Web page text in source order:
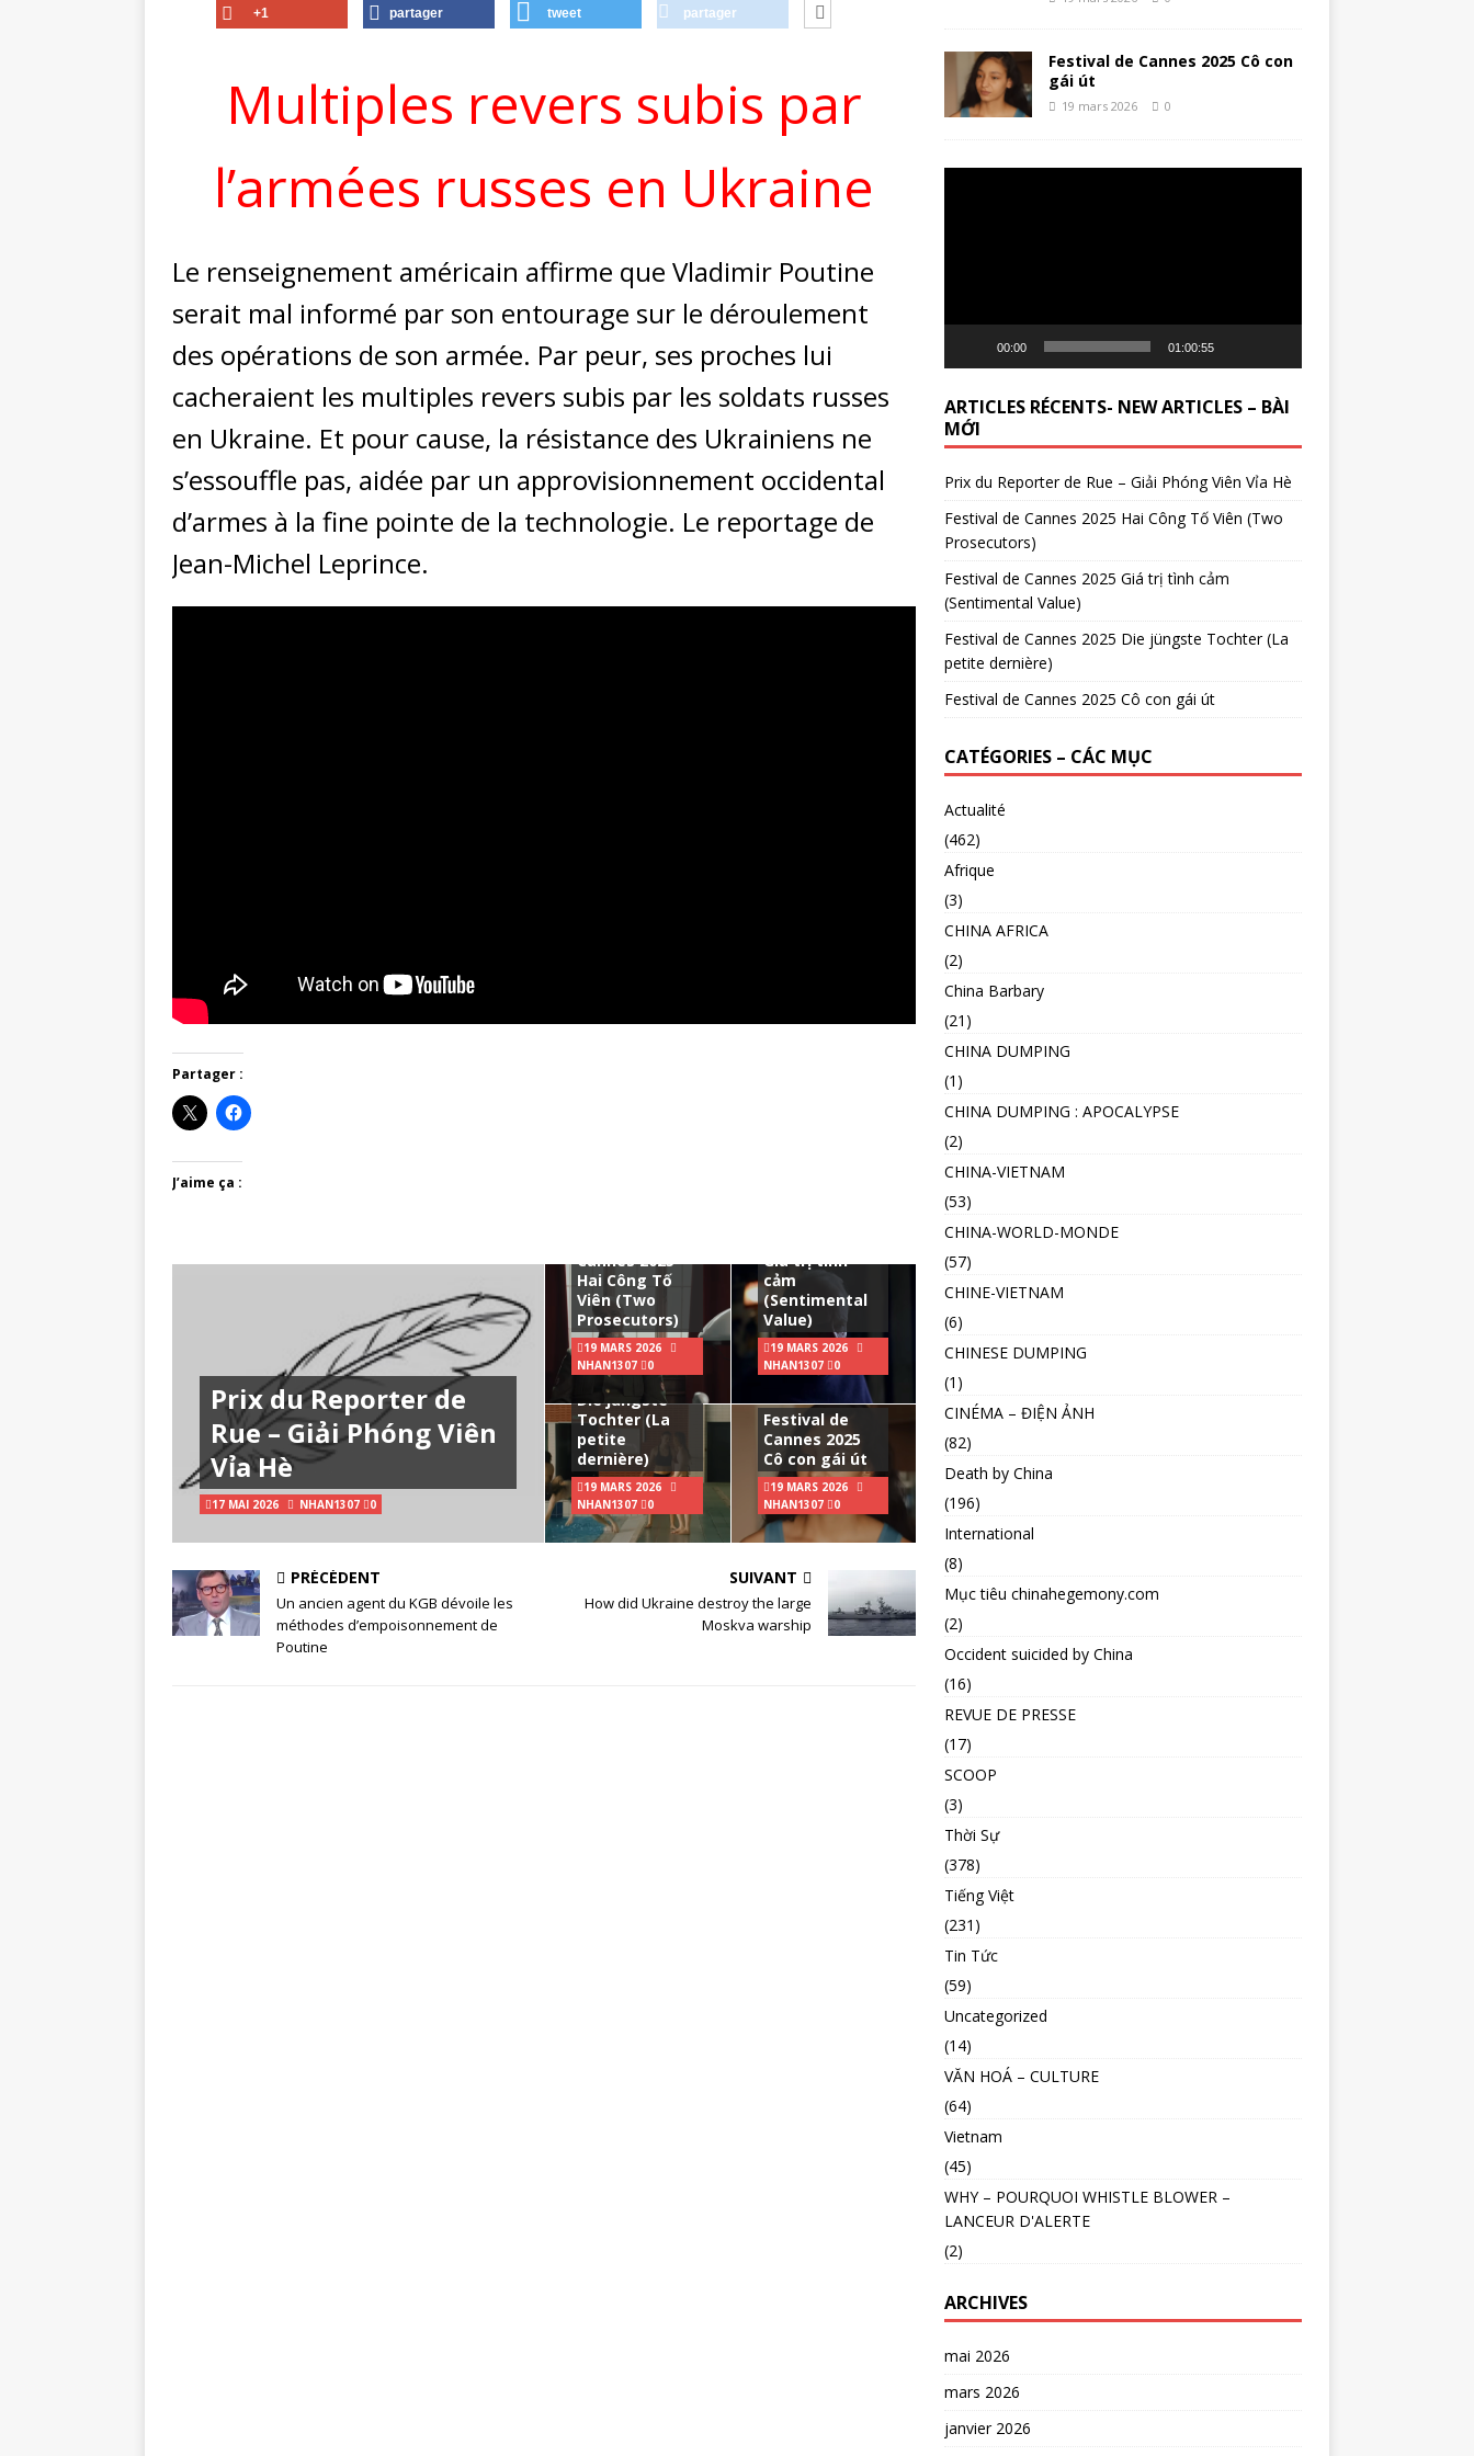
+1 partager tweet partager
Multiples revers subis par
l’armées russes en Ukraine
Le renseignement américain affirme que Vladimir Poutine
serait mal informé par son entourage sur le déroulement
des opérations de son armée. Par peur, ses proches lui
cacheraient les multiples revers subis par les soldats russes
en Ukraine. Et pour cause, la résistance des Ukrainiens ne
s’essouffle pas, aidée par un approvisionnement occidental
d’armes à la fine pointe de la technologie. Le reportage de
Jean-Michel Leprince.
Partager :
J’aime ça :
Prix du Reporter de
Rue – Giải Phóng Viên
Vỉa Hè
17 MAI 2026 NHAN1307 0
Cannes 2025
Hai Công Tố
Viên (Two
Prosecutors)
19 MARS 2026
NHAN1307
0
Giá trị tình
cảm
(Sentimental
Value)
19 MARS 2026
NHAN1307
0
Festival de
Cannes 2025
Die jüngste
Tochter (La
petite
dernière)
19 MARS 2026
NHAN1307
0
Festival de
Cannes 2025
Cô con gái út
19 MARS 2026
NHAN1307
0
PRÉCÉDENT
Un ancien agent du KGB dévoile les
méthodes d’empoisonnement de
Poutine
SUIVANT
How did Ukraine destroy the large
Moskva warship
Festival de Cannes 2025 Cô con
gái út
19 mars 2026 0
00:00 01:00:55
ARTICLES RÉCENTS- NEW ARTICLES – BÀI
MỚI
Prix du Reporter de Rue – Giải Phóng Viên Vỉa Hè
Festival de Cannes 2025 Hai Công Tố Viên (Two
Prosecutors)
Festival de Cannes 2025 Giá trị tình cảm
(Sentimental Value)
Festival de Cannes 2025 Die jüngste Tochter (La
petite dernière)
Festival de Cannes 2025 Cô con gái út
CATÉGORIES – CÁC MỤC
Actualité
(462)
Afrique
(3)
CHINA AFRICA
(2)
China Barbary
(21)
CHINA DUMPING
(1)
CHINA DUMPING : APOCALYPSE
(2)
CHINA-VIETNAM
(53)
CHINA-WORLD-MONDE
(57)
CHINE-VIETNAM
(6)
CHINESE DUMPING
(1)
CINÉMA – ĐIỆN ẢNH
(82)
Death by China
(196)
International
(8)
Mục tiêu chinahegemony.com
(2)
Occident suicided by China
(16)
REVUE DE PRESSE
(17)
SCOOP
(3)
Thời Sự
(378)
Tiếng Việt
(231)
Tin Tức
(59)
Uncategorized
(14)
VĂN HOÁ – CULTURE
(64)
Vietnam
(45)
WHY – POURQUOI WHISTLE BLOWER –
LANCEUR D'ALERTE
(2)
ARCHIVES
mai 2026
mars 2026
janvier 2026